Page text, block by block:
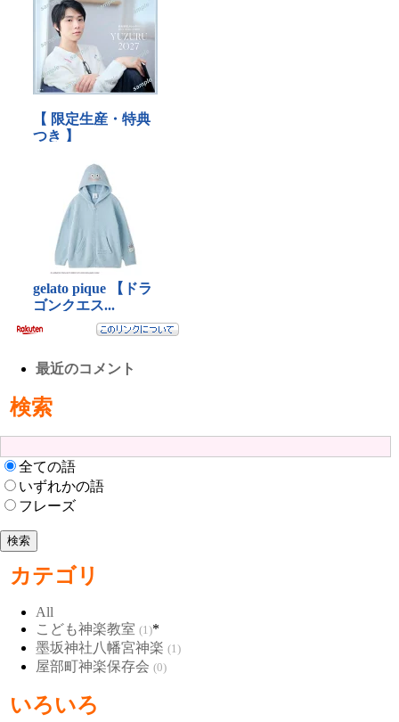
最近のコメント
検索
全ての語
いずれかの語
フレーズ
カテゴリ
All
こども神楽教室 (1)*
墨坂神社八幡宮神楽 (1)
屋部町神楽保存会 (0)
いろいろ